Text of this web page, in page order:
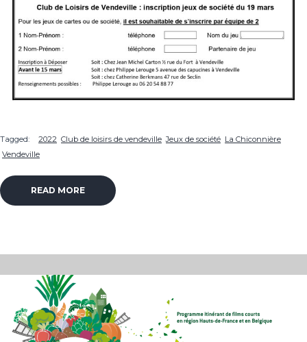
Tagged: 2022 Club de loisirs de vendeville Jeux de société La Chiconnière
Vendeville
READ MORE